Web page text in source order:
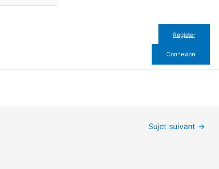
Register
Connexion
Sujet suivant →